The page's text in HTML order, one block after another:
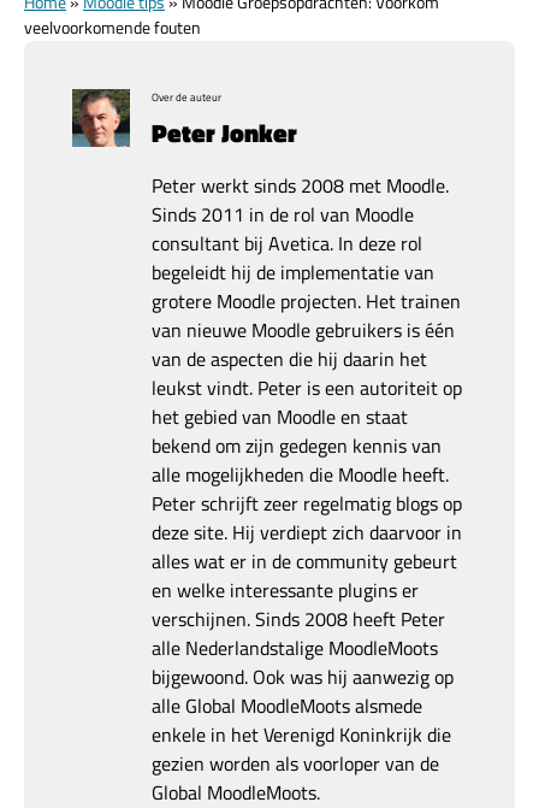
veelvoorkomende fouten
Over de auteur
Peter Jonker
Peter werkt sinds 2008 met Moodle.
Sinds 2011 in de rol van Moodle
consultant bij Avetica. In deze rol
begeleidt hij de implementatie van
grotere Moodle projecten. Het trainen
van nieuwe Moodle gebruikers is één
van de aspecten die hij daarin het
leukst vindt. Peter is een autoriteit op
het gebied van Moodle en staat
bekend om zijn gedegen kennis van
alle mogelijkheden die Moodle heeft.
Peter schrijft zeer regelmatig blogs op
deze site. Hij verdiept zich daarvoor in
alles wat er in de community gebeurt
en welke interessante plugins er
verschijnen. Sinds 2008 heeft Peter
alle Nederlandstalige MoodleMoots
bijgewoond. Ook was hij aanwezig op
alle Global MoodleMoots alsmede
enkele in het Verenigd Koninkrijk die
gezien worden als voorloper van de
Global MoodleMoots.